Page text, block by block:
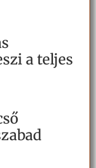
a teljes